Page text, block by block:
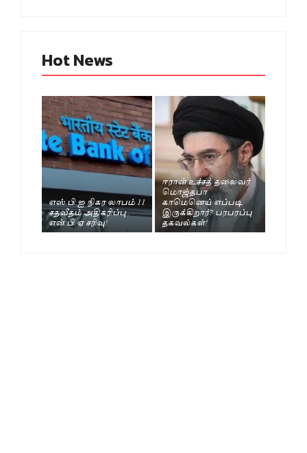
Hot News
எஸ்.பி.ஐ நிகர லாபம் 11
சதவீதம் அதிகரிப்பு..
என்.பி.ஏ சரிவு!
ஈரான் உச்சத் தலைவர்
மொஜ்தபா
காமெனெய் எப்படி
இருக்கிறார்? பரபரப்பு
தகவல்கள்!